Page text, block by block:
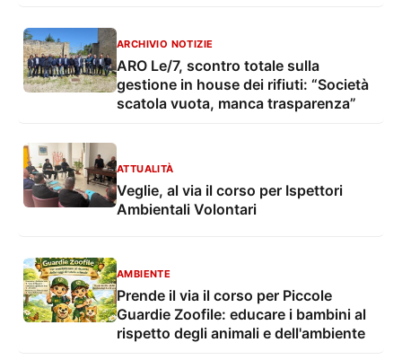
ARCHIVIO NOTIZIE
ARO Le/7, scontro totale sulla
gestione in house dei rifiuti: “Società
scatola vuota, manca trasparenza”
ATTUALITÀ
Veglie, al via il corso per Ispettori
Ambientali Volontari
AMBIENTE
Prende il via il corso per Piccole
Guardie Zoofile: educare i bambini al
rispetto degli animali e dell'ambiente